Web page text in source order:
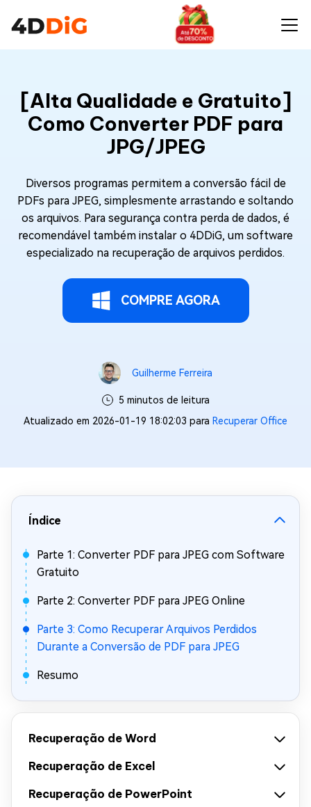
[Alta Qualidade e Gratuito]
Como Converter PDF para
JPG/JPEG
Diversos programas permitem a conversão fácil de
PDFs para JPEG, simplesmente arrastando e soltando
os arquivos. Para segurança contra perda de dados, é
recomendável também instalar o 4DDiG, um software
especializado na recuperação de arquivos perdidos.
COMPRE AGORA
Guilherme Ferreira
5 minutos de leitura
Atualizado em 2026-01-19 18:02:03 para Recuperar Office
Índice
Parte 1: Converter PDF para JPEG com Software
Gratuito
Parte 2: Converter PDF para JPEG Online
Parte 3: Como Recuperar Arquivos Perdidos
Durante a Conversão de PDF para JPEG
Resumo
Recuperação de Word
Recuperação de Excel
Recuperação de PowerPoint